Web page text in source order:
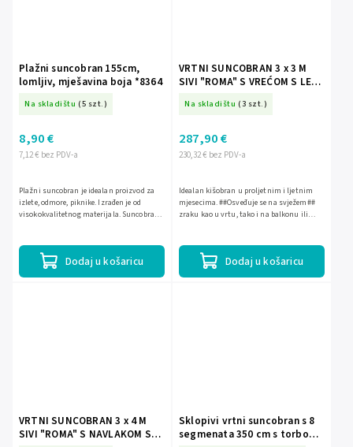
Plažni suncobran 155cm,
lomljiv, mješavina boja *8364
Na skladištu (5 szt.)
7,12 € bez PDV-a
8,90 €
Dodaj u košaricu
Plažni suncobran je idealan proizvod za
izlete, odmore, piknike. Izrađen je od
visokokvalitetnog materijala. Suncobran
VRTNI SUNCOBRAN 3 x 3 M
SIVI "ROMA" S VREĆOM S LED
Na skladištu (3 szt.)
230,32 € bez PDV-a
287,90 €
Dodaj u košaricu
Idealan kišobran u proljetnim i ljetnim
mjesecima. ##Osveđuje se na svježem##
zraku kao u vrtu, tako i na balkonu ili
VRTNI SUNCOBRAN 3 x 4 M
SIVI "ROMA" S NAVLAKOM S
Sklopivi vrtni suncobran s 8
segmenata 350 cm s torbom